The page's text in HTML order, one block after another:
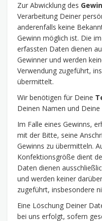
Zur Abwicklung des
Verarbeitung Deiner
anderenfalls keine
Gewinn möglich ist. Die
erfassten Daten dienen
Gewinner und werden
Verwendung zugeführt,
übermittelt.
Wir benötigen für Deine
Deinen Namen und Deine
Im Falle eines Gewinns,
mit der Bitte, seine
Gewinns zu übermitteln.
Konfektionsgröße dient
Daten dienen
und werden keiner
zugeführt, insbesondere
Eine Löschung Deiner
bei uns erfolgt, sofern